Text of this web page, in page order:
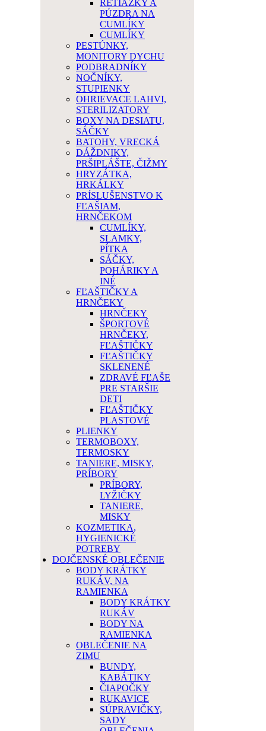
RETIAZKY A
PÚZDRA NA
CUMLÍKY
CUMLÍKY
PESTÚNKY,
MONITORY DYCHU
PODBRADNÍKY
NOČNÍKY,
STUPIENKY
OHRIEVACE LAHVI,
STERILIZATORY
BOXY NA DESIATU,
SÁČKY
BATOHY, VRECKÁ
DÁŽDNIKY,
PRŠIPLÁŠTE, ČIŽMY
HRYZÁTKA,
HRKÁLKY
PRÍSLUŠENSTVO K
FĽAŠIAM,
HRNČEKOM
CUMLÍKY,
SLAMKY,
PÍTKA
SÁČKY,
POHÁRIKY A
INÉ
FĽAŠTIČKY A
HRNČEKY
HRNČEKY
ŠPORTOVÉ
HRNČEKY,
FĽAŠTIČKY
FĽAŠTIČKY
SKLENENÉ
ZDRAVÉ FĽAŠE
PRE STARŠIE
DETI
FĽAŠTIČKY
PLASTOVÉ
PLIENKY
TERMOBOXY,
TERMOSKY
TANIERE, MISKY,
PRÍBORY
PRÍBORY,
LYŽIČKY
TANIERE,
MISKY
KOZMETIKA,
HYGIENICKÉ
POTREBY
DOJČENSKÉ OBLEČENIE
BODY KRÁTKY
RUKÁV, NA
RAMIENKA
BODY KRÁTKY
RUKÁV
BODY NA
RAMIENKA
OBLEČENIE NA
ZIMU
BUNDY,
KABÁTIKY
ČIAPOČKY
RUKAVICE
SÚPRAVIČKY,
SADY